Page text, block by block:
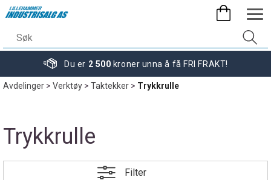
Du er 2 500 kroner unna å få FRI FRAKT!
Avdelinger>Verktøy>Taktekker>Trykkrulle
Trykkrulle
Filter